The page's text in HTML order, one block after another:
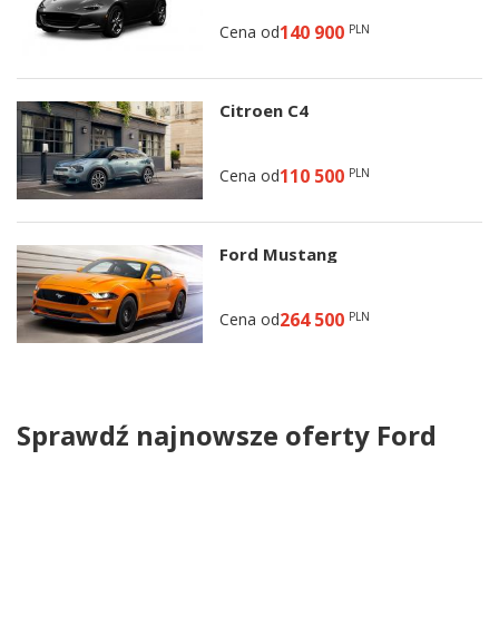
Cena od140 900 PLN
Citroen C4
Cena od110 500 PLN
Ford Mustang
Cena od264 500 PLN
Sprawdź najnowsze oferty Ford